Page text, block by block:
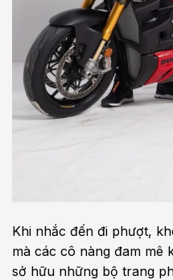
Khi nhắc đến đi phượt,
mà các cô nàng đam mê
sở hữu những bộ trang